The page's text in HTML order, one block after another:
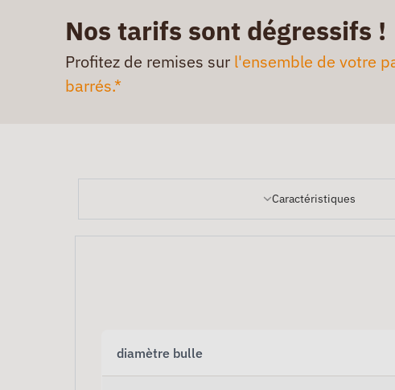
Nos tarifs sont dégressifs !
Profitez de remises sur l'ensemble de votre
barrés.*
Caractéristiques
diamètre bulle